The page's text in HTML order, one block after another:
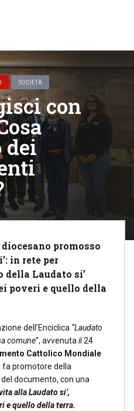
SOCIETÀ
con
dei
promosso
in rete per
Laudato si’
poveri e quello della
dell’Enciclica “Laudato
comune”, avvenuta il 24
Cattolico Mondiale
fa promotore della
documento, con una
alla Laudato si’,
e quello della terra.